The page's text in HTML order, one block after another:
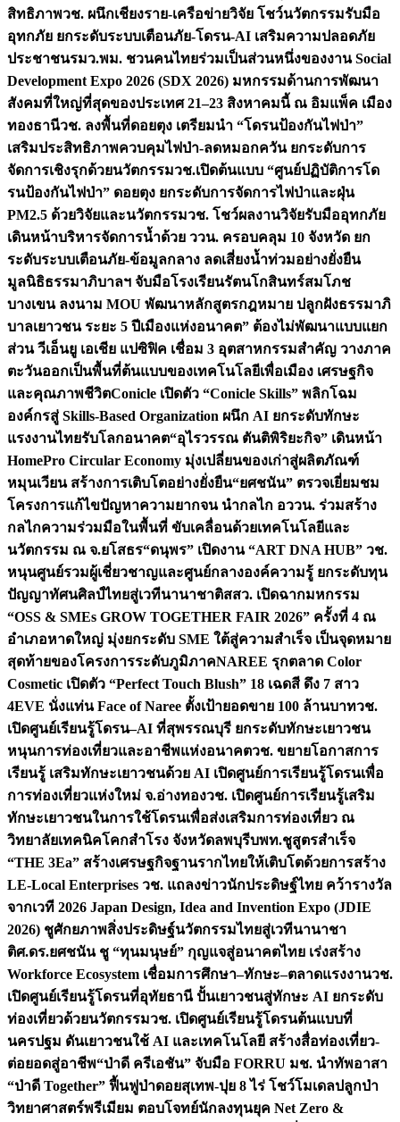
สิทธิภาพวช. ผนึกเชียงราย-เครือข่ายวิจัย โชว์นวัตกรรมรับมือ
อุทกภัย ยกระดับระบบเตือนภัย-โดรน-AI เสริมความปลอดภัย
ประชาชนรมว.พม. ชวนคนไทยร่วมเป็นส่วนหนึ่งของงาน Social
Development Expo 2026 (SDX 2026) มหกรรมด้านการพัฒนา
สังคมที่ใหญ่ที่สุดของประเทศ 21–23 สิงหาคมนี้ ณ อิมแพ็ค เมือง
ทองธานีวช. ลงพื้นที่ดอยตุง เตรียมนำ “โดรนป้องกันไฟป่า”
เสริมประสิทธิภาพควบคุมไฟป่า-ลดหมอกควัน ยกระดับการ
จัดการเชิงรุกด้วยนวัตกรรมวช.เปิดต้นแบบ “ศูนย์ปฏิบัติการโด
รนป้องกันไฟป่า” ดอยตุง ยกระดับการจัดการไฟป่าและฝุ่น
PM2.5 ด้วยวิจัยและนวัตกรรมวช. โชว์ผลงานวิจัยรับมืออุทกภัย
เดินหน้าบริหารจัดการน้ำด้วย ววน. ครอบคลุม 10 จังหวัด ยก
ระดับระบบเตือนภัย-ข้อมูลกลาง ลดเสี่ยงน้ำท่วมอย่างยั่งยืน
มูลนิธิธรรมาภิบาลฯ จับมือโรงเรียนรัตนโกสินทร์สมโภช
บางเขน ลงนาม MOU พัฒนาหลักสูตรกฎหมาย ปลูกฝังธรรมาภิ
บาลเยาวชน ระยะ 5 ปีเมืองแห่งอนาคต” ต้องไม่พัฒนาแบบแยก
ส่วน วีเอ็นยู เอเชีย แปซิฟิค เชื่อม 3 อุตสาหกรรมสำคัญ วางภาค
ตะวันออกเป็นพื้นที่ต้นแบบของเทคโนโลยีเพื่อเมือง เศรษฐกิจ
และคุณภาพชีวิตConicle เปิดตัว “Conicle Skills” พลิกโฉม
องค์กรสู่ Skills-Based Organization ผนึก AI ยกระดับทักษะ
แรงงานไทยรับโลกอนาคต“อุไรวรรณ ตันติพิริยะกิจ” เดินหน้า
HomePro Circular Economy มุ่งเปลี่ยนของเก่าสู่ผลิตภัณฑ์
หมุนเวียน สร้างการเติบโตอย่างยั่งยืน“ยศชนัน” ตรวจเยี่ยมชม
โครงการแก้ไขปัญหาความยากจน นำกลไก อววน. ร่วมสร้าง
กลไกความร่วมมือในพื้นที่ ขับเคลื่อนด้วยเทคโนโลยีและ
นวัตกรรม ณ จ.ยโสธร“ดนุพร” เปิดงาน “ART DNA HUB” วช.
หนุนศูนย์รวมผู้เชี่ยวชาญและศูนย์กลางองค์ความรู้ ยกระดับทุน
ปัญญาทัศนศิลป์ไทยสู่เวทีนานาชาติสสว. เปิดฉากมหกรรม
“OSS & SMEs GROW TOGETHER FAIR 2026” ครั้งที่ 4 ณ
อำเภอหาดใหญ่ มุ่งยกระดับ SME ใต้สู่ความสำเร็จ เป็นจุดหมาย
สุดท้ายของโครงการระดับภูมิภาคNAREE รุกตลาด Color
Cosmetic เปิดตัว “Perfect Touch Blush” 18 เฉดสี ดึง 7 สาว
4EVE นั่งแท่น Face of Naree ตั้งเป้ายอดขาย 100 ล้านบาทวช.
เปิดศูนย์เรียนรู้โดรน–AI ที่สุพรรณบุรี ยกระดับทักษะเยาวชน
หนุนการท่องเที่ยวและอาชีพแห่งอนาคตวช. ขยายโอกาสการ
เรียนรู้ เสริมทักษะเยาวชนด้วย AI เปิดศูนย์การเรียนรู้โดรนเพื่อ
การท่องเที่ยวแห่งใหม่ จ.อ่างทองวช. เปิดศูนย์การเรียนรู้เสริม
ทักษะเยาวชนในการใช้โดรนเพื่อส่งเสริมการท่องเที่ยว ณ
วิทยาลัยเทคนิคโคกสำโรง จังหวัดลพบุรีบพท.ชูสูตรสำเร็จ
“THE 3Ea” สร้างเศรษฐกิจฐานรากไทยให้เติบโตด้วยการสร้าง
LE-Local Enterprises วช. แถลงข่าวนักประดิษฐ์ไทย คว้ารางวัล
จากเวที 2026 Japan Design, Idea and Invention Expo (JDIE
2026) ชูศักยภาพสิ่งประดิษฐ์นวัตกรรมไทยสู่เวทีนานาชา
ติศ.ดร.ยศชนัน ชู “ทุนมนุษย์” กุญแจสู่อนาคตไทย เร่งสร้าง
Workforce Ecosystem เชื่อมการศึกษา–ทักษะ–ตลาดแรงงานวช.
เปิดศูนย์เรียนรู้โดรนที่อุทัยธานี ปั้นเยาวชนสู่ทักษะ AI ยกระดับ
ท่องเที่ยวด้วยนวัตกรรมวช. เปิดศูนย์เรียนรู้โดรนต้นแบบที่
นครปฐม ดันเยาวชนใช้ AI และเทคโนโลยี สร้างสื่อท่องเที่ยว-
ต่อยอดสู่อาชีพ“ป่าดี ครีเอชัน” จับมือ FORRU มช. นำทัพอาสา
“ป่าดี Together” ฟื้นฟูป่าดอยสุเทพ-ปุย 8 ไร่ โชว์โมเดลปลูกป่า
วิทยาศาสตร์พรีเมียม ตอบโจทย์นักลงทุนยุค Net Zero &